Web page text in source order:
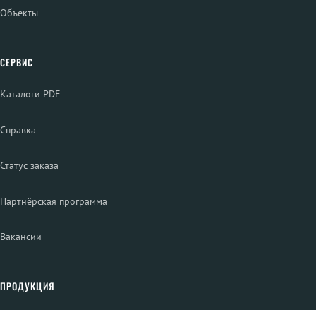
Объекты
СЕРВИС
Каталоги PDF
Справка
Статус заказа
Партнёрская программа
Вакансии
ПРОДУКЦИЯ